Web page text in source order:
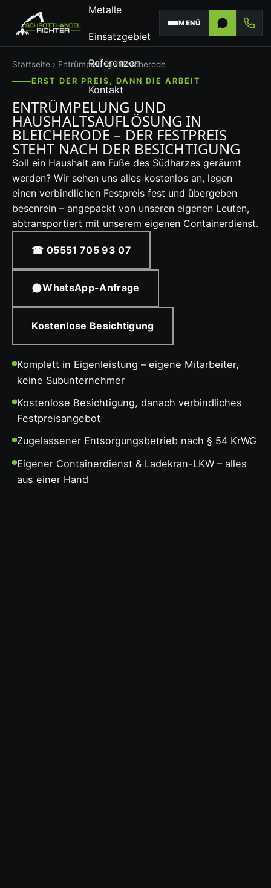
Metalle
Einsatzgebiet
Referenzen
Kontakt
MENÜ
Startseite › Entrümpelung› Bleicherode
ERST DER PREIS, DANN DIE ARBEIT
ENTRÜMPELUNG UND
HAUSHALTSAUFLÖSUNG IN
BLEICHERODE – DER FESTPREIS
STEHT NACH DER BESICHTIGUNG
Soll ein Haushalt am Fuße des Südharzes geräumt
werden? Wir sehen uns alles kostenlos an, legen
einen verbindlichen Festpreis fest und übergeben
besenrein – angepackt von unseren eigenen Leuten,
abtransportiert mit unserem eigenen Containerdienst.
☎ 05551 705 93 07
WhatsApp-Anfrage
Kostenlose Besichtigung
Komplett in Eigenleistung – eigene Mitarbeiter,
keine Subunternehmer
Kostenlose Besichtigung, danach verbindliches
Festpreisangebot
Zugelassener Entsorgungsbetrieb nach § 54 KrWG
Eigener Containerdienst & Ladekran-LKW – alles
aus einer Hand